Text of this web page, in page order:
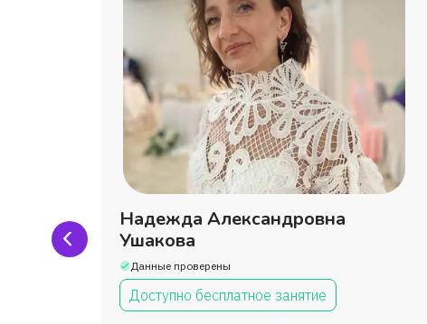
Надежда Александровна
Ушакова
Данные проверены
Доступно бесплатное занятие